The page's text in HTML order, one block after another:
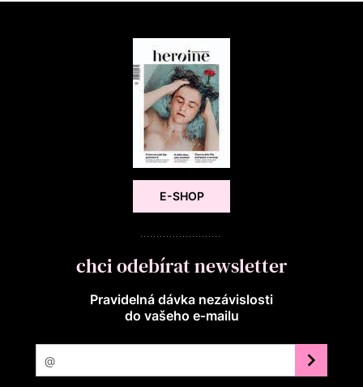
E-SHOP
chci odebírat newsletter
Pravidelná dávka nezávislosti
do vašeho e‑mailu